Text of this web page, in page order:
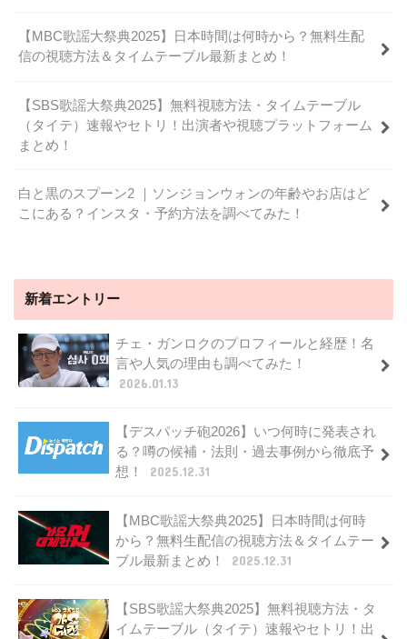
【MBC歌謡大祭典2025】日本時間は何時から？無料生配
信の視聴方法＆タイムテーブル最新まとめ！
【SBS歌謡大祭典2025】無料視聴方法・タイムテーブル
（タイテ）速報やセトリ！出演者や視聴プラットフォーム
まとめ！
白と黒のスプーン2 ｜ソンジョンウォンの年齢やお店はど
こにある？インスタ・予約方法を調べてみた！
新着エントリー
チェ・ガンロクのプロフィールと経歴！名
言や人気の理由も調べてみた！
2026.01.13
【デスパッチ砲2026】いつ何時に発表され
る？噂の候補・法則・過去事例から徹底予
想！
2025.12.31
【MBC歌謡大祭典2025】日本時間は何時
から？無料生配信の視聴方法＆タイムテー
ブル最新まとめ！
2025.12.31
【SBS歌謡大祭典2025】無料視聴方法・タ
イムテーブル（タイテ）速報やセトリ！出